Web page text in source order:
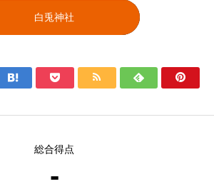
白兎神社
    
総合得点
-